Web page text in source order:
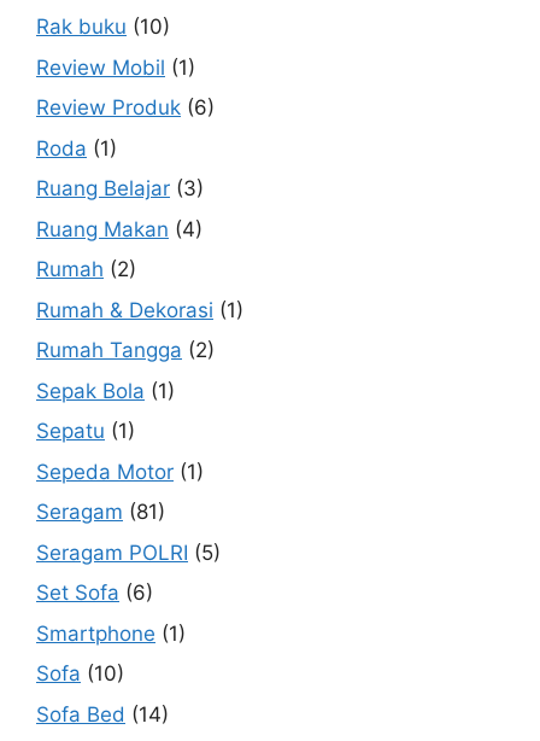
Rak buku (10)
Review Mobil (1)
Review Produk (6)
Roda (1)
Ruang Belajar (3)
Ruang Makan (4)
Rumah (2)
Rumah & Dekorasi (1)
Rumah Tangga (2)
Sepak Bola (1)
Sepatu (1)
Sepeda Motor (1)
Seragam (81)
Seragam POLRI (5)
Set Sofa (6)
Smartphone (1)
Sofa (10)
Sofa Bed (14)